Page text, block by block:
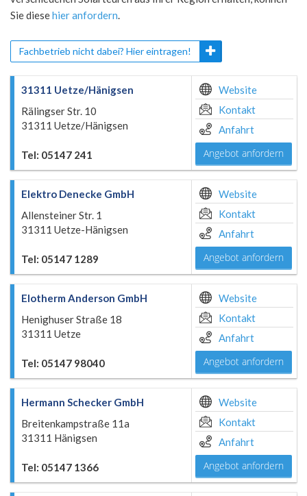
Sie diesehier anfordern.
Fachbetrieb nicht dabei? Hier eintragen!
31311 Uetze/Hänigsen
Rälingser Str. 10
31311 Uetze/Hänigsen
Tel: 05147 241
Website
Kontakt
Anfahrt
Angebot anfordern
Elektro Denecke GmbH
Allensteiner Str. 1
31311 Uetze-Hänigsen
Tel: 05147 1289
Website
Kontakt
Anfahrt
Angebot anfordern
Elotherm Anderson GmbH
Henighuser Straße 18
31311 Uetze
Tel: 05147 98040
Website
Kontakt
Anfahrt
Angebot anfordern
Hermann Schecker GmbH
Breitenkampstraße 11a
31311 Hänigsen
Tel: 05147 1366
Website
Kontakt
Anfahrt
Angebot anfordern